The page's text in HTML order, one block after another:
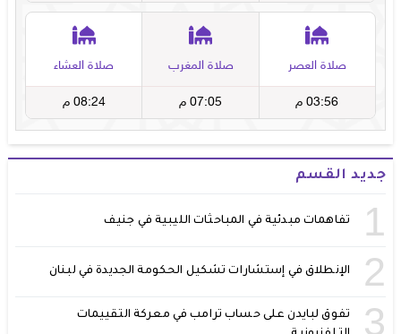
جديد القسم
1 تفاهمات مبدئية في المباحثات الليبية في جنيف
2 الإنطلاق في إستشارات تشكيل الحكومة الجديدة في لبنان
3
تفوق لبايدن على حساب ترامب في معركة التقييمات